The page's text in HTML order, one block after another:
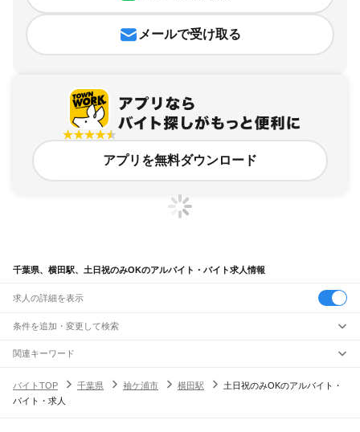
メールで受け取る
アプリを無料ダウンロード
千葉県、横田駅、土日祝のみOKのアルバイト・バイト求人情報
求人の詳細を表示
条件を追加・変更して検索
市区町村を追加・変更
千葉県すべて
千葉市
駅を追加・変更
職種を追加・変更
関連キーワード
バイトTOP
千葉県 袖ケ浦市 横田駅
土日祝のみOKのアルバイト・
バイト・求人